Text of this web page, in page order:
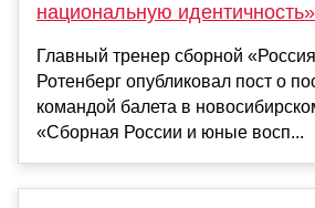
национальную идентичность»
Главный тренер сборной
Ротенберг опубликовал пост о
командой балета в
«Сборная России и юные восп...